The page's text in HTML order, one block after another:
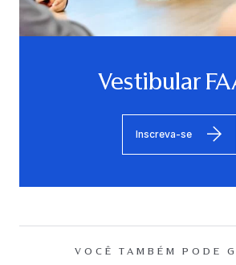
Vestibular
Inscreva-se
VOCÊ TAMBÉM PODE